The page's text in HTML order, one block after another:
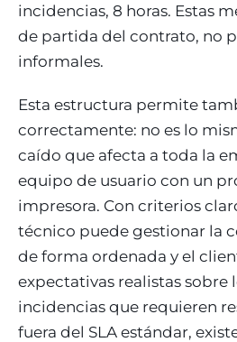
incidencias, 8 horas. Estas
de partida del contrato, no
informales.
Esta estructura permite
correctamente: no es lo
caído que afecta a toda la
equipo de usuario con un
impresora. Con criterios
técnico puede gestionar la
de forma ordenada y el
expectativas realistas sobre
incidencias que requieren
fuera del SLA estándar,